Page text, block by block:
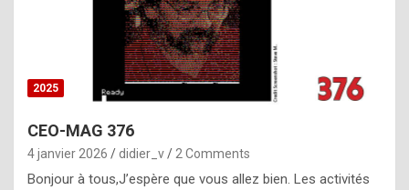
t
o
r
p
e
2025
CEO-MAG 376
4 janvier 2026 didier_v 2 Comments
Bonjour à tous,J’espère que vous allez bien. Les activités